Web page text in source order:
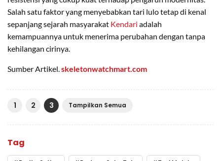
Salah satu faktor yang menyebabkan tari lulo tetap di kenal
sepanjang sejarah masyarakat Kendari adalah
kemampuannya untuk menerima perubahan dengan tanpa
kehilangan cirinya.
Sumber Artikel. skeletonwatchmart.com
1 2 3 Tampilkan Semua
Tag